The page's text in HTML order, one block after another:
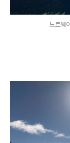
노르웨